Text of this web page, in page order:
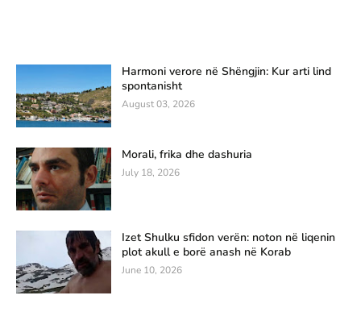
Harmoni verore në Shëngjin: Kur arti lind
spontanisht
August 03, 2026
Morali, frika dhe dashuria
July 18, 2026
Izet Shulku sfidon verën: noton në liqenin
plot akull e borë anash në Korab
June 10, 2026